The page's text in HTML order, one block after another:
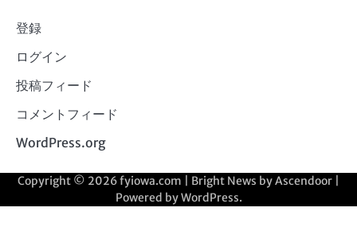
登録
ログイン
投稿フィード
コメントフィード
WordPress.org
Copyright © 2026fyiowa.com | Bright News byAscendoor
Powered byWordPress.